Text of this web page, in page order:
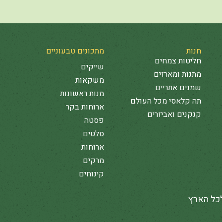
חנות
חליטות צמחים
מתנות ומארזים
שמנים אתריים
תה קלאסי מכל העולם
קנקנים ואביזרים
מתכונים טבעוניים
שייקים
משקאות
מנות ראשונות
ארוחות בקר
פסטה
סלטים
ארוחות
מרקים
קינוחים
הארץ